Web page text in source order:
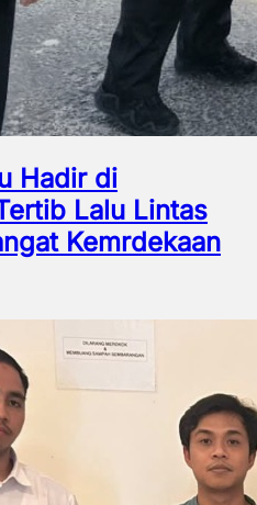
Hadir di
Lalu Lintas
Kemrdekaan